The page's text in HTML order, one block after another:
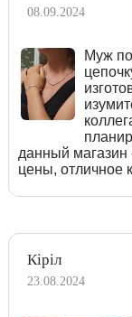
08.09.2024
Муж
данный магазин
цены, отличное
Кіріл
23.08.2024